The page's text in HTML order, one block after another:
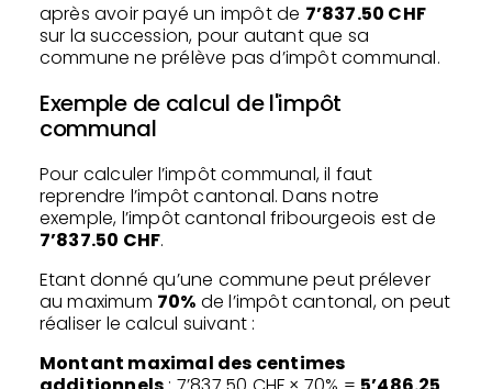
après avoir payé un impôt de 7’837.50 CHF
sur la succession, pour autant que sa
commune ne prélève pas d’impôt communal.
Exemple de calcul de l'impôt
communal
Pour calculer l’impôt communal, il faut
reprendre l’impôt cantonal. Dans notre
exemple, l’impôt cantonal fribourgeois est de
7’837.50 CHF.
Etant donné qu’une commune peut prélever
au maximum 70% de l’impôt cantonal, on peut
réaliser le calcul suivant :
Montant maximal des centimes